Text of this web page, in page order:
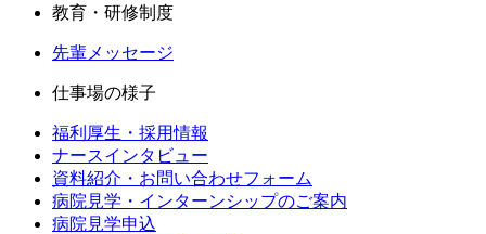
教育・研修制度
先輩メッセージ
仕事場の様子
福利厚生・採用情報
ナースインタビュー
資料紹介・お問い合わせフォーム
病院見学・インターンシップのご案内
病院見学申込